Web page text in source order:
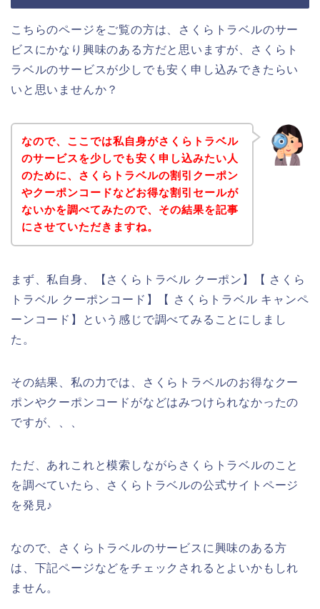
こちらのページをご覧の方は、さくらトラベルのサー
ビスにかなり興味のある方だと思いますが、さくらト
ラベルのサービスが少しでも安く申し込みできたらい
いと思いませんか？
なので、ここでは私自身がさくらトラベル
のサービスを少しでも安く申し込みたい人
のために、さくらトラベルの割引クーポン
やクーポンコードなどお得な割引セールが
ないかを調べてみたので、その結果を記事
にさせていただきますね。
まず、私自身、【さくらトラベル クーポン】【 さくら
トラベル クーポンコード】【 さくらトラベル キャンペ
ーンコード】という感じで調べてみることにしまし
た。
その結果、私の力では、さくらトラベルのお得なクー
ポンやクーポンコードがなどはみつけられなかったの
ですが、、、
ただ、あれこれと模索しながらさくらトラベルのこと
を調べていたら、さくらトラベルの公式サイトページ
を発見♪
なので、さくらトラベルのサービスに興味のある方
は、下記ページなどをチェックされるとよいかもしれ
ません。